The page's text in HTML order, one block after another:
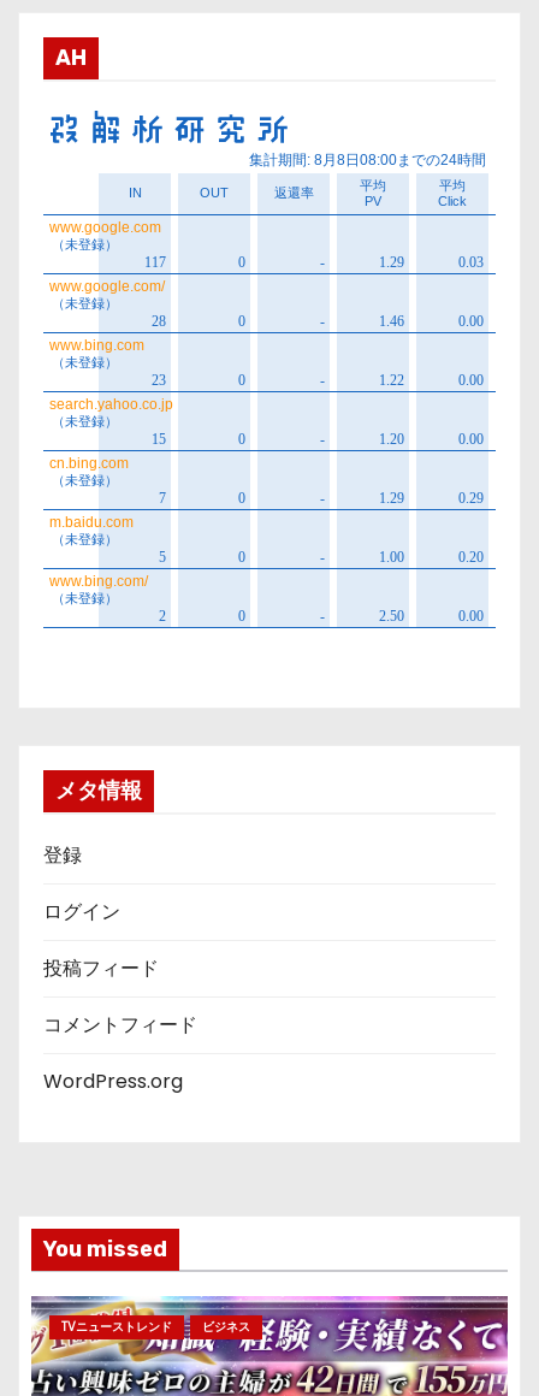
ブ
AH
メタ情報
登録
ログイン
投稿フィード
コメントフィード
WordPress.org
You missed
TVニューストレンド ビジネス